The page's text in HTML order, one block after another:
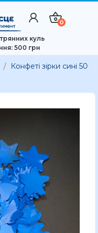
0
куль
500 грн
Конфеті зірки сині 50